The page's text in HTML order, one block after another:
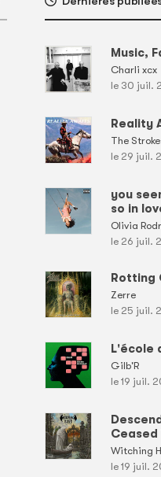
Music,
Charli xcx
le 30 juil.
Reality
The
le 29 juil.
you
so in
Olivia
le 26 juil.
Rotting
Zerre
le 25 juil.
L'école
Gilb'R
le 19 juil.
Ceased
Witching
le 19 juil.